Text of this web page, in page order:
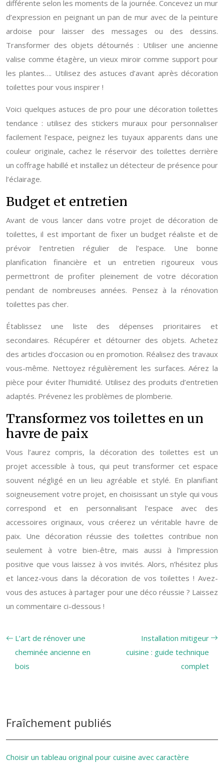
différente selon les moments de la journée. Concevez un mur
d’expression en peignant un pan de mur avec de la peinture
ardoise pour laisser des messages ou des dessins.
Transformer des objets détournés : Utiliser une ancienne
valise comme étagère, un vieux miroir comme support pour
les plantes…. Utilisez des astuces d’avant après décoration
toilettes pour vous inspirer !
Voici quelques astuces de pro pour une décoration toilettes
tendance : utilisez des stickers muraux pour personnaliser
facilement l’espace, peignez les tuyaux apparents dans une
couleur originale, cachez le réservoir des toilettes derrière
un coffrage habillé et installez un détecteur de présence pour
l’éclairage.
Budget et entretien
Avant de vous lancer dans votre projet de décoration de
toilettes, il est important de fixer un budget réaliste et de
prévoir l’entretien régulier de l’espace. Une bonne
planification financière et un entretien rigoureux vous
permettront de profiter pleinement de votre décoration
pendant de nombreuses années. Pensez à la rénovation
toilettes pas cher.
Établissez une liste des dépenses prioritaires et
secondaires. Récupérer et détourner des objets. Achetez
des articles d’occasion ou en promotion. Réalisez des travaux
vous-même. Nettoyez régulièrement les surfaces. Aérez la
pièce pour éviter l’humidité. Utilisez des produits d’entretien
adaptés. Prévenez les problèmes de plomberie.
Transformez vos toilettes en un
havre de paix
Vous l’aurez compris, la décoration des toilettes est un
projet accessible à tous, qui peut transformer cet espace
souvent négligé en un lieu agréable et stylé. En planifiant
soigneusement votre projet, en choisissant un style qui vous
correspond et en personnalisant l’espace avec des
accessoires originaux, vous créerez un véritable havre de
paix. Une décoration réussie des toilettes contribue non
seulement à votre bien-être, mais aussi à l’impression
positive que vous laissez à vos invités. Alors, n’hésitez plus
et lancez-vous dans la décoration de vos toilettes ! Avez-
vous des astuces à partager pour une déco réussie ? Laissez
un commentaire ci-dessous !
L’art de rénover une
cheminée ancienne en
bois
Installation mitigeur
cuisine : guide technique
complet
Fraîchement publiés
Choisir un tableau original pour cuisine avec caractère